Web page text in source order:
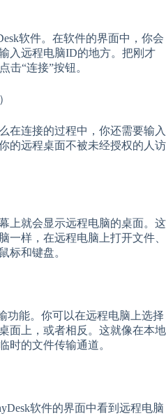
软件。在软件的界面中，你会
入远程电脑ID的地方。把刚才
击“连接”按钮。
在连接的过程中，你还需要输入
的远程桌面不被未经授权的人访
上就会显示远程电脑的桌面。这
一样，在远程电脑上打开文件、
标和键盘。
功能。你可以在远程电脑上选择
面上，或者相反。这就像在本地
时的文件传输通道。
软件的界面中看到远程电脑